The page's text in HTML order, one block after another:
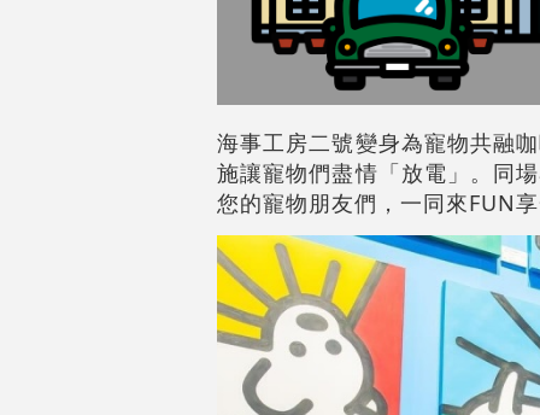
海事工房二號變身為寵物共融
施讓寵物們盡情「放電」。同
您的寵物朋友們，一同來FUN